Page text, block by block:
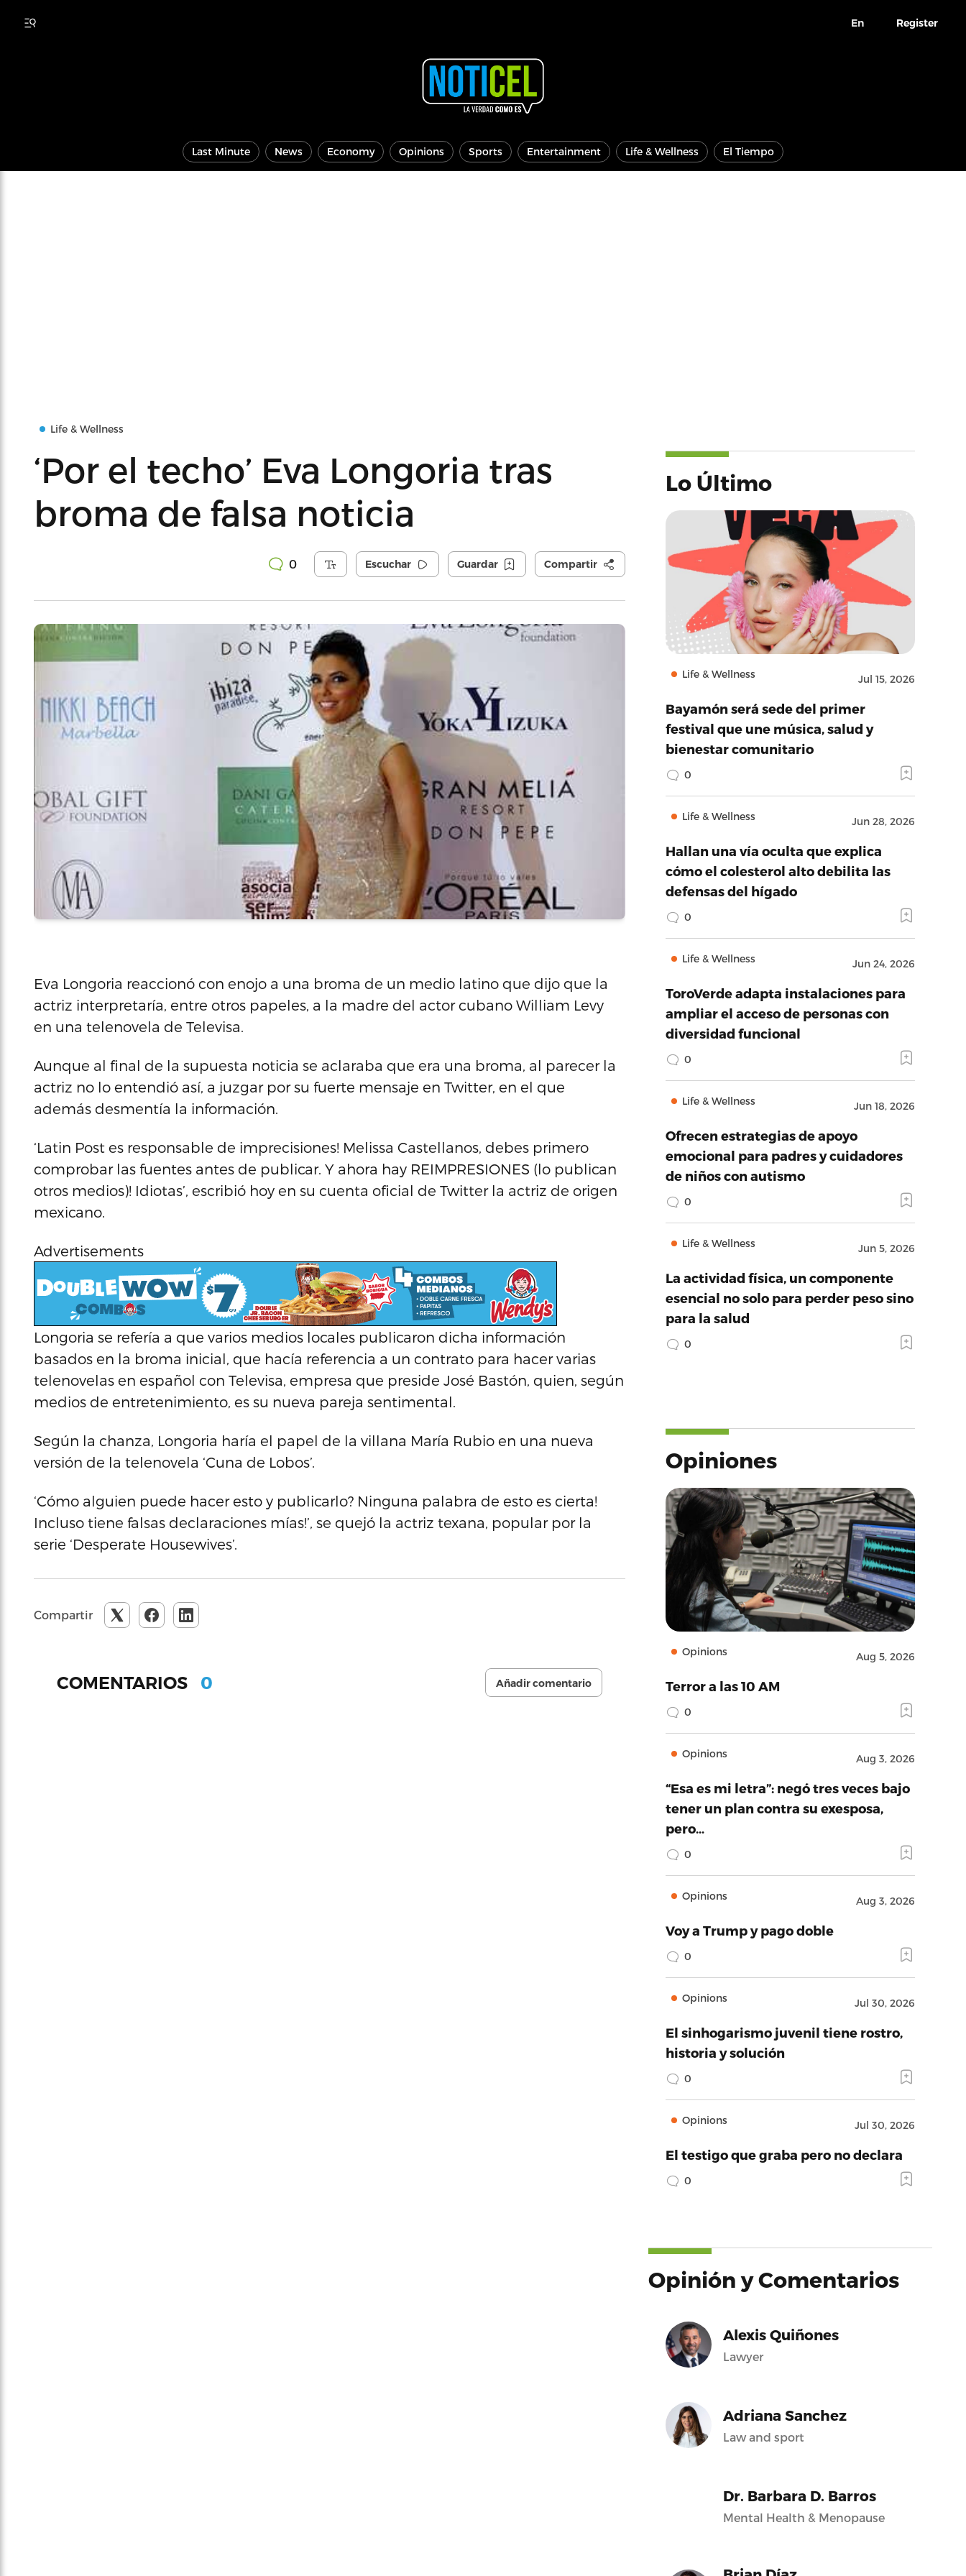
En Register
Last Minute News Economy Opinions Sports Entertainment Life & Wellness El Tiempo
Life & Wellness
‘Por el techo’ Eva Longoria tras
broma de falsa noticia
0 Escuchar Guardar Compartir
Eva Longoria reaccionó con enojo a una broma de un medio latino que dijo que la
actriz interpretaría, entre otros papeles, a la madre del actor cubano William Levy
en una telenovela de Televisa.
Aunque al final de la supuesta noticia se aclaraba que era una broma, al parecer la
actriz no lo entendió así, a juzgar por su fuerte mensaje en Twitter, en el que
además desmentía la información.
‘Latin Post es responsable de imprecisiones! Melissa Castellanos, debes primero
comprobar las fuentes antes de publicar. Y ahora hay REIMPRESIONES (lo publican
otros medios)! Idiotas’, escribió hoy en su cuenta oficial de Twitter la actriz de origen
mexicano.
Advertisements
Longoria se refería a que varios medios locales publicaron dicha información
basados en la broma inicial, que hacía referencia a un contrato para hacer varias
telenovelas en español con Televisa, empresa que preside José Bastón, quien, según
medios de entretenimiento, es su nueva pareja sentimental.
Según la chanza, Longoria haría el papel de la villana María Rubio en una nueva
versión de la telenovela ‘Cuna de Lobos’.
‘Cómo alguien puede hacer esto y publicarlo? Ninguna palabra de esto es cierta!
Incluso tiene falsas declaraciones mías!’, se quejó la actriz texana, popular por la
serie ‘Desperate Housewives’.
Compartir
COMENTARIOS 0 Añadir comentario
Lo Último
Life & Wellness Jul 15, 2026
Bayamón será sede del primer
festival que une música, salud y
bienestar comunitario
0
Life & Wellness Jun 28, 2026
Hallan una vía oculta que explica
cómo el colesterol alto debilita las
defensas del hígado
0
Life & Wellness Jun 24, 2026
ToroVerde adapta instalaciones para
ampliar el acceso de personas con
diversidad funcional
0
Life & Wellness Jun 18, 2026
Ofrecen estrategias de apoyo
emocional para padres y cuidadores
de niños con autismo
0
Life & Wellness Jun 5, 2026
La actividad física, un componente
esencial no solo para perder peso sino
para la salud
0
Opiniones
Opinions Aug 5, 2026
Terror a las 10 AM
0
Opinions Aug 3, 2026
“Esa es mi letra”: negó tres veces bajo
tener un plan contra su exesposa,
pero…
0
Opinions Aug 3, 2026
Voy a Trump y pago doble
0
Opinions Jul 30, 2026
El sinhogarismo juvenil tiene rostro,
historia y solución
0
Opinions Jul 30, 2026
El testigo que graba pero no declara
0
Opinión y Comentarios
Alexis Quiñones
Lawyer
Adriana Sanchez
Law and sport
Dr. Barbara D. Barros
Mental Health & Menopause